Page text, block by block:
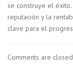
se construye el
reputación y la
clave para el
Comments are